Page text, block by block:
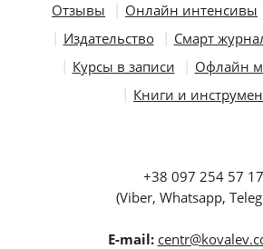
Отзывы Онлайн интенсивы
Издательство
Смарт
Курсы в записи
Офлайн
Книги и
+38 097 254 57 17
(Viber, Whatsapp,
E-mail: